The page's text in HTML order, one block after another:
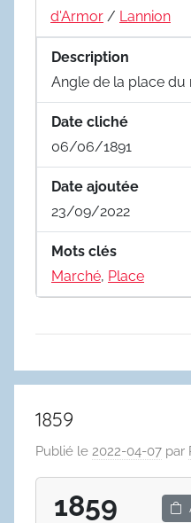
d'Armor / Lannion
Description
Angle de la place du
Date cliché
06/06/1891
Date ajoutée
23/09/2022
Mots clés
Marché, Place
1859
Publié le 2022-04-07 par
1859